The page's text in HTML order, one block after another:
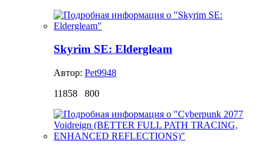
Skyrim SE: Eldergleam
Автор: Pet9948
11858
800